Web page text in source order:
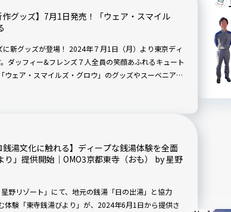
作グッズ】7月1日発売！「ウェア・スマイル
新グッズが登場！ 2024年７月1日（月）より東京ディ
ダッフィー&フレンズ７人全員の笑顔あふれるキュート
ウェア・スマイルズ・グロウ」のグッズやスーベニア付
銭湯文化に触れる】ディープな銭湯体験を全面
り」提供開始｜OMO3京都東寺（おも） by 星野
星野リゾート」にて、地元の銭湯「日の出湯」と協力
体験「東寺銭湯びより」が、2024年6月1日から提供さ